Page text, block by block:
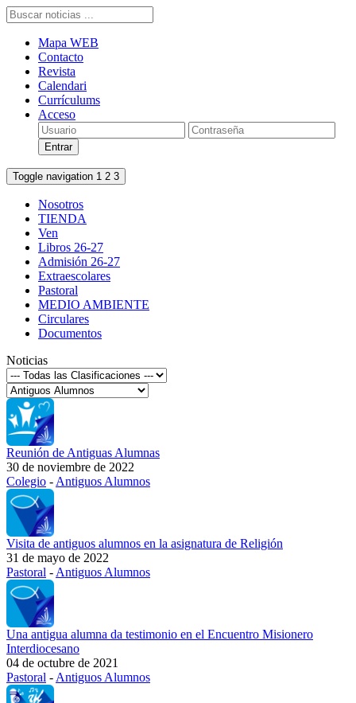
Mapa WEB
Contacto
Revista
Calendari
Currículums
Acceso
Toggle navigation 1 2 3
Nosotros
TIENDA
Ven
Libros 26-27
Admisión 26-27
Extraescolares
Pastoral
MEDIO AMBIENTE
Circulares
Documentos
Noticias
Reunión de Antiguas Alumnas
30 de noviembre de 2022
Colegio - Antiguos Alumnos
Visita de antiguos alumnos en la asignatura de Religión
31 de mayo de 2022
Pastoral - Antiguos Alumnos
Una antigua alumna da testimonio en el Encuentro Misionero
Interdiocesano
04 de octubre de 2021
Pastoral - Antiguos Alumnos